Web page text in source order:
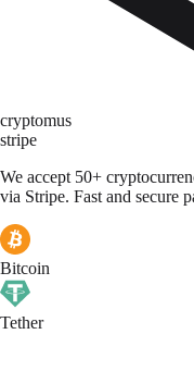
cryptomus
stripe
We accept 50+
via Stripe. Fast and secure
Bitcoin
Tether